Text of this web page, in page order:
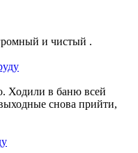
и чистый .
Ходили в баню всей
снова прийти,